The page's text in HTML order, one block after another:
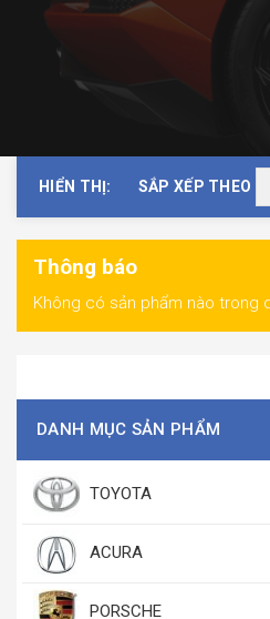
HIỂN THỊ: SẮP XẾP THEO
Thông báo
Không có sản phẩm nào trong
DANH MỤC SẢN PHẨM
TOYOTA
ACURA
PORSCHE